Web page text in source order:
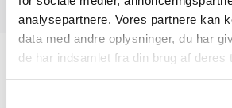
analysepartnere. Vores partnere kan
data med andre oplysninger, du har
de har indsamlet fra din brug af deres
Forstå din løn